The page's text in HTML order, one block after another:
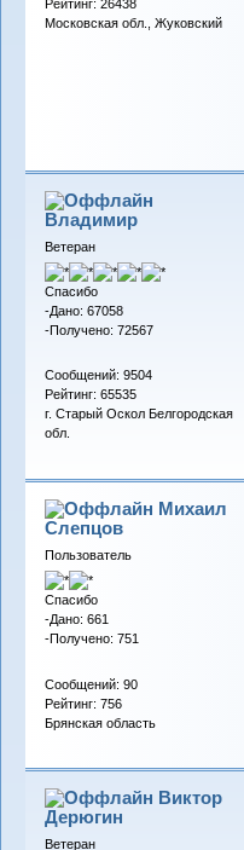
Рейтинг: 26438
Московская обл., Жуковский
Владимиp
Ветеран
Спасибо
-Дано: 67058
-Получено: 72567
Сообщений: 9504
Рейтинг: 65535
г. Старый Оскол Белгородская
обл.
Михаил
Слепцов
Пользователь
Спасибо
-Дано: 661
-Получено: 751
Сообщений: 90
Рейтинг: 756
Брянская область
Виктор
Дерюгин
Ветеран